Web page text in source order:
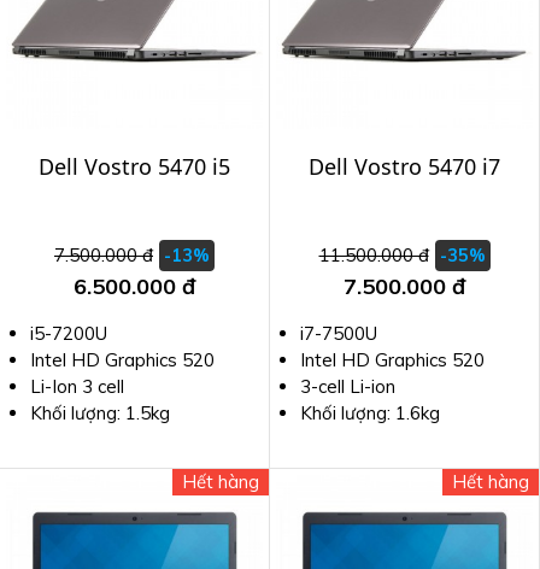
Dell Vostro 5470 i5
7.500.000 đ -13%
6.500.000 đ
i5-7200U
Intel HD Graphics 520
Li-Ion 3 cell
Khối lượng: 1.5kg
Dell Vostro 5470 i7
11.500.000 đ -35%
7.500.000 đ
i7-7500U
Intel HD Graphics 520
3-cell Li-ion
Khối lượng: 1.6kg
Hết hàng Hết hàng